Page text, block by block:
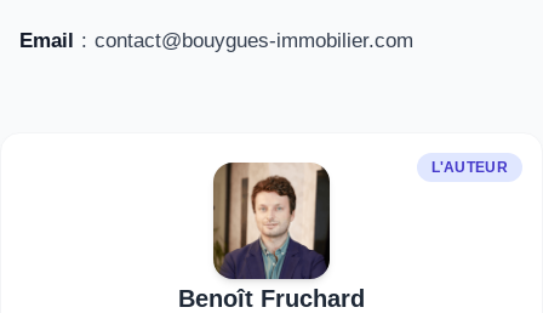
Email : contact@bouygues-immobilier.com
L'AUTEUR
Benoît Fruchard